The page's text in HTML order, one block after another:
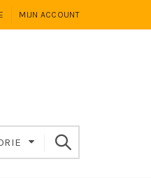
MIJN ACCOUNT